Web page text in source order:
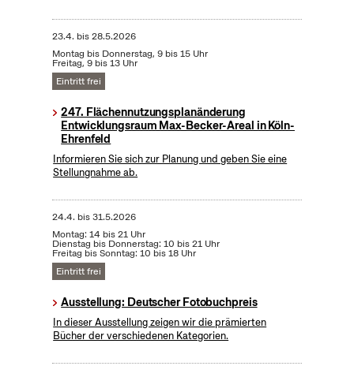
23.4. bis28.5.2026
Montag bis Donnerstag, 9 bis 15 Uhr
Freitag, 9 bis 13 Uhr
Eintritt frei
247. Flächennutzungsplanänderung
Entwicklungsraum Max-Becker-Areal in Köln-
Ehrenfeld
Informieren Sie sich zur Planung und geben Sie eine
Stellungnahme ab.
24.4. bis31.5.2026
Montag: 14 bis 21 Uhr
Dienstag bis Donnerstag: 10 bis 21 Uhr
Freitag bis Sonntag: 10 bis 18 Uhr
Eintritt frei
Ausstellung: Deutscher Fotobuchpreis
In dieser Ausstellung zeigen wir die prämierten
Bücher der verschiedenen Kategorien.